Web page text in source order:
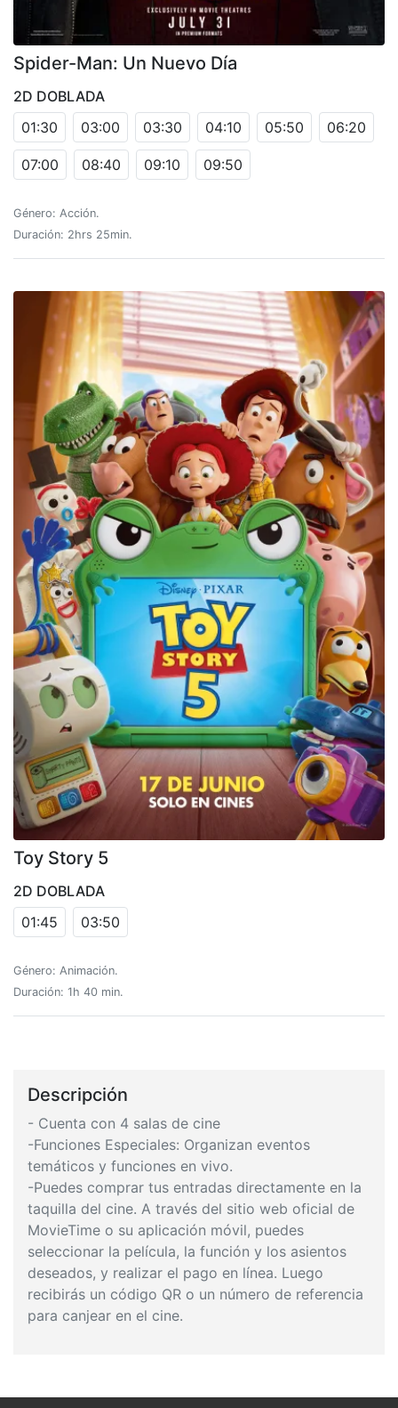
Spider-Man: Un Nuevo Día
2D DOBLADA
01:30
03:00 03:30 04:10 05:50 06:20
07:00 08:40 09:10 09:50
Género: Acción.
Duración: 2hrs 25min.
Toy Story 5
2D DOBLADA
01:45
03:50
Género: Animación.
Duración: 1h 40 min.
Descripción
- Cuenta con 4 salas de cine
-Funciones Especiales: Organizan eventos
temáticos y funciones en vivo.
-Puedes comprar tus entradas directamente en la
taquilla del cine. A través del sitio web oficial de
MovieTime o su aplicación móvil, puedes
seleccionar la película, la función y los asientos
deseados, y realizar el pago en línea. Luego
recibirás un código QR o un número de referencia
para canjear en el cine.